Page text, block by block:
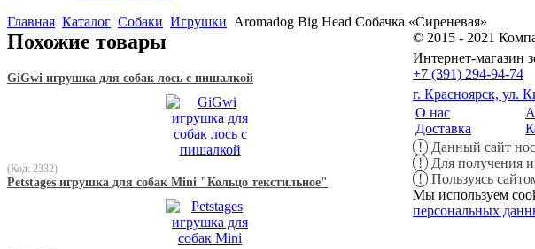
Главная Каталог Собаки Игрушки Aromadog Big Head Собачка «Сиреневая»
Похожие товары
GiGwi игрушка для собак лось с пишалкой
(Код: 2332)
Petstages игрушка для собак Mini "Кольцо текстильное"
© 2015 - 2021
Интернет-магазин
+7 (391) 294-94-74
г. Красноярск, ул.
О нас
Доставка
!
Данный сайт
!
Для получения
!
Пользуясь
Мы используем
персональных